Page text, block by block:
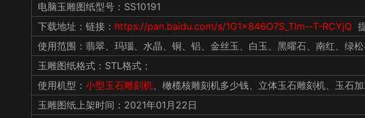
电脑玉雕图纸型号：SS10191
下载地址：链接： https://pan.baidu.com/s/1G1x846O7S_Tlm--T-RCYjQ
使用范围：翡翠、玛瑙、水晶、铜、铝、金丝玉、白玉、黑曜石、南红、绿松
玉雕图纸格式：STL格式；
使用机型： 小型玉石雕刻机、橄榄核雕刻机多少钱、立体玉石雕刻机、玉石加
玉雕图纸上架时间：2021年01月22日